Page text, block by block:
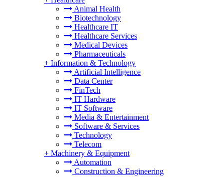
Animal Health
Biotechnology
Healthcare IT
Healthcare Services
Medical Devices
Pharmaceuticals
+ Information & Technology
Artificial Intelligence
Data Center
FinTech
IT Hardware
IT Software
Media & Entertainment
Software & Services
Technology
Telecom
+ Machinery & Equipment
Automation
Construction & Engineering